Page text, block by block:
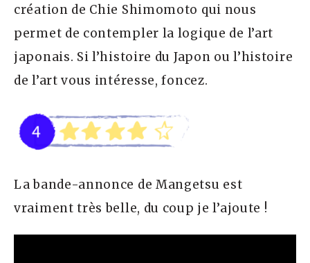
création de Chie Shimomoto qui nous
permet de contempler la logique de l’art
japonais. Si l’histoire du Japon ou l’histoire
de l’art vous intéresse, foncez.
La bande-annonce de Mangetsu est
vraiment très belle, du coup je l’ajoute !